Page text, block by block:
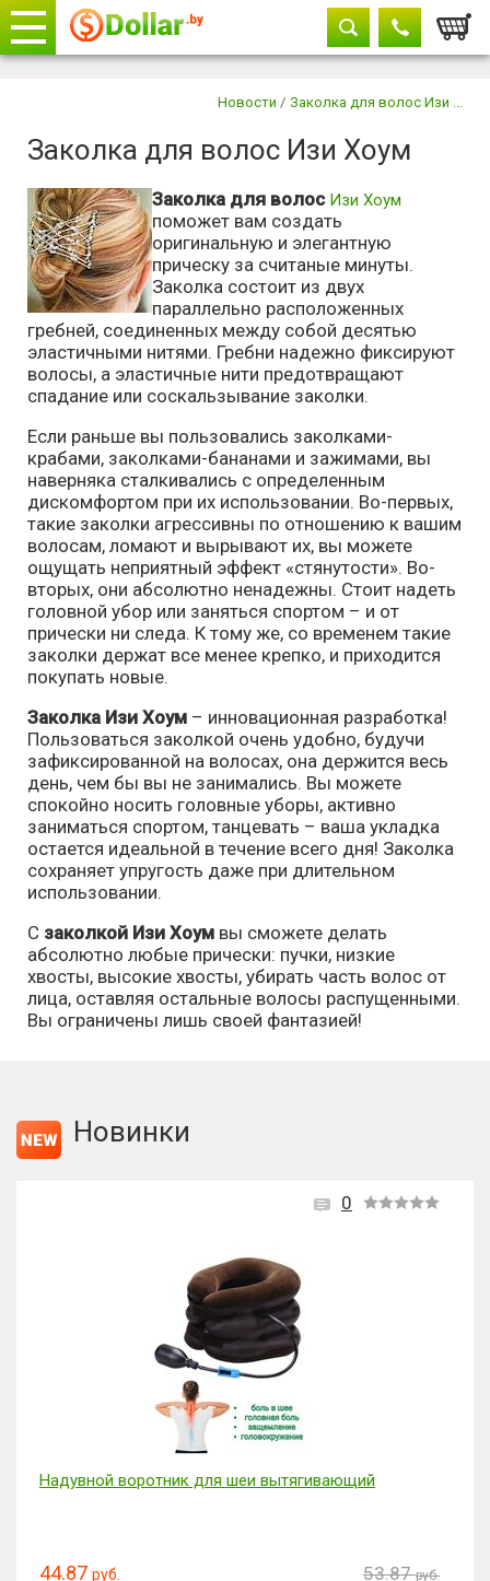
+375 29 604-11-33
+375 17315-37-77
Новости / Заколка для волос Изи ...
Заколка для волос Изи Хоум
Заколка для волос Изи Хоум
поможет вам создать
оригинальную и элегантную
прическу за считаные минуты.
Заколка состоит из двух
параллельно расположенных
гребней, соединенных между собой десятью
эластичными нитями. Гребни надежно фиксируют
волосы, а эластичные нити предотвращают
спадание или соскальзывание заколки.
Если раньше вы пользовались заколками-
крабами, заколками-бананами и зажимами, вы
наверняка сталкивались с определенным
дискомфортом при их использовании. Во-первых,
такие заколки агрессивны по отношению к вашим
волосам, ломают и вырывают их, вы можете
ощущать неприятный эффект «стянутости». Во-
вторых, они абсолютно ненадежны. Стоит надеть
головной убор или заняться спортом – и от
прически ни следа. К тому же, со временем такие
заколки держат все менее крепко, и приходится
покупать новые.
Заколка Изи Хоум – инновационная разработка!
Пользоваться заколкой очень удобно, будучи
зафиксированной на волосах, она держится весь
день, чем бы вы не занимались. Вы можете
спокойно носить головные уборы, активно
заниматься спортом, танцевать – ваша укладка
остается идеальной в течение всего дня! Заколка
сохраняет упругость даже при длительном
использовании.
С заколкой Изи Хоум вы сможете делать
абсолютно любые прически: пучки, низкие
хвосты, высокие хвосты, убирать часть волос от
лица, оставляя остальные волосы распущенными.
Вы ограничены лишь своей фантазией!
Новинки
0
Надувной воротник для шеи вытягивающий
44.87 руб. 53.87 руб.